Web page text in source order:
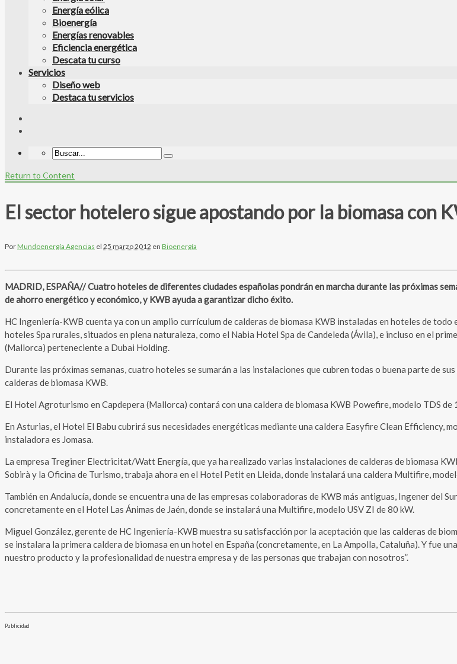
Energía eólica
Bioenergía
Energías renovables
Eficiencia energética
Descata tu curso
Servicios
Diseño web
Destaca tu servicios
Return to Content
El sector hotelero sigue apostando por la biomasa con
PorMundoenergía Agencias el 25 marzo 2012 en Bioenergía
MADRID, ESPAÑA// Cuatro hoteles de diferentes ciudades españolas pondrán en marcha durante las próximas
de ahorro energético y económico, y KWB ayuda a garantizar dicho éxito.
HC Ingeniería-KWB cuenta ya con un amplio currículum de calderas de biomasa KWB instaladas en hoteles de
hoteles Spa rurales, situados en plena naturaleza, como el Nabia Hotel Spa de Candeleda (Ávila), e incluso en el
(Mallorca) perteneciente a Dubai Holding.
Durante las próximas semanas, cuatro hoteles se sumarán a las instalaciones que cubren todas o buena parte de
calderas de biomasa KWB.
El Hotel Agroturismo en Capdepera (Mallorca) contará con una caldera de biomasa KWB Powefire, modelo TDS
En Asturias, el Hotel El Babu cubrirá sus necesidades energéticas mediante una caldera Easyfire Clean Efficiency,
instaladora es Jomasa.
La empresa Treginer Electricitat/Watt Energía, que ya ha realizado varias instalaciones de calderas de biomasa
Sobirà y la Oficina de Turismo, trabaja ahora en el Hotel Petit en Lleida, donde instalará una caldera Multifire,
También en Andalucía, donde se encuentra una de las empresas colaboradoras de KWB más antiguas, Ingener del
concretamente en el Hotel Las Ánimas de Jaén, donde se instalará una Multifire, modelo USV ZI de 80 kW.
Miguel González, gerente de HC Ingeniería-KWB muestra su satisfacción por la aceptación que las calderas de
se instalara la primera caldera de biomasa en un hotel en España (concretamente, en La Ampolla, Cataluña). Y fue
nuestro producto y la profesionalidad de nuestra empresa y de las personas que trabajan con nosotros”.
Publicidad